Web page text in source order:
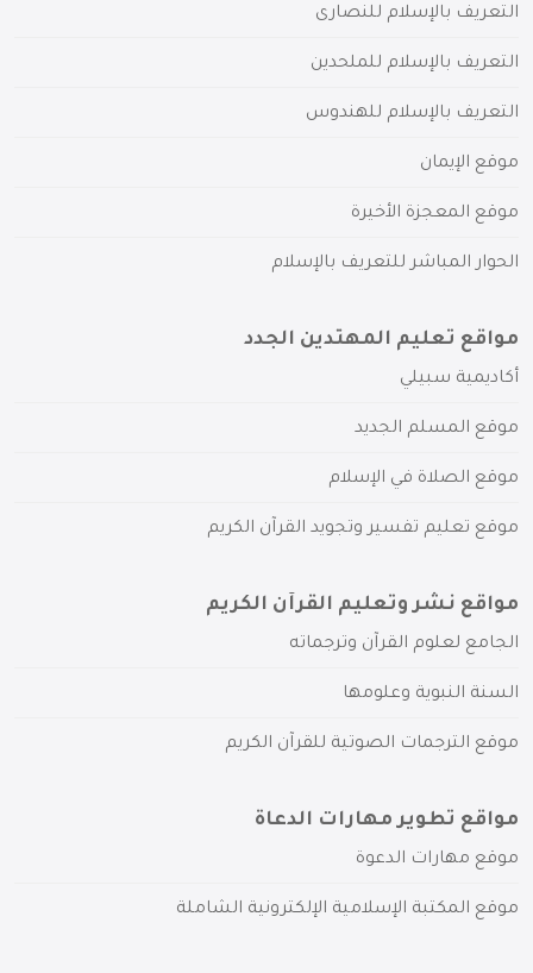
التعريف بالإسلام للنصارى
التعريف بالإسلام للملحدين
التعريف بالإسلام للهندوس
موقع الإيمان
موقع المعجزة الأخيرة
الحوار المباشر للتعريف بالإسلام
مواقع تعليم المهتدين الجدد
أكاديمية سبيلي
موقع المسلم الجديد
موقع الصلاة في الإسلام
موقع تعليم تفسير وتجويد القرآن الكريم
مواقع نشر وتعليم القرآن الكريم
الجامع لعلوم القرآن وترجماته
السنة النبوية وعلومها
موقع الترجمات الصوتية للقرآن الكريم
مواقع تطوير مهارات الدعاة
موقع مهارات الدعوة
موقع المكتبة الإسلامية الإلكترونية الشاملة